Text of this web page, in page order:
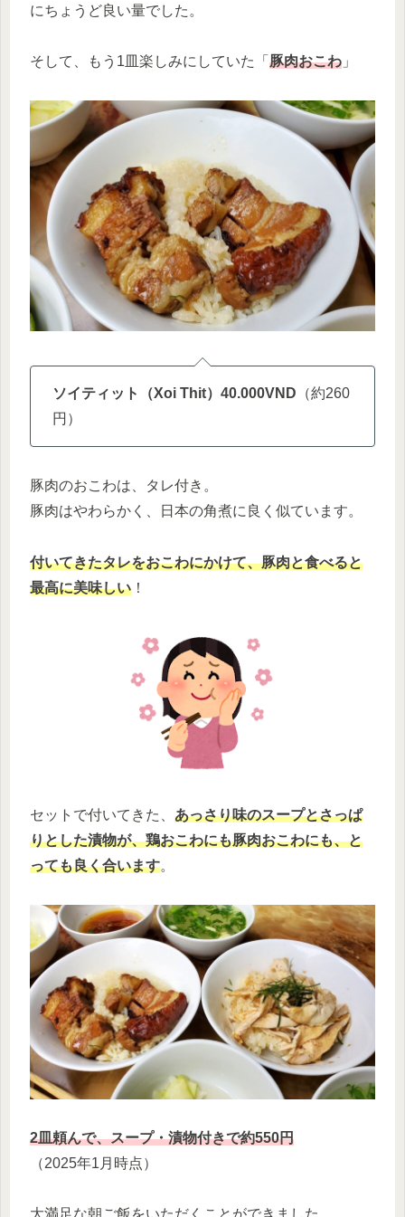
にちょうど良い量でした。
そして、もう1皿楽しみにしていた「 豚肉おこわ 」
ソイティット（Xoi Thit）40.000VND （約260
円）
豚肉のおこわは、タレ付き。
豚肉はやわらかく、日本の角煮に良く似ています。
付いてきたタレをおこわにかけて、豚肉と食べると
最高に美味しい ！
セットで付いてきた、 あっさり味のスープとさっぱ
りとした漬物が、鶏おこわにも豚肉おこわにも、と
っても良く合います。
2皿頼んで、スープ・漬物付きで約550円
（2025年1月時点）